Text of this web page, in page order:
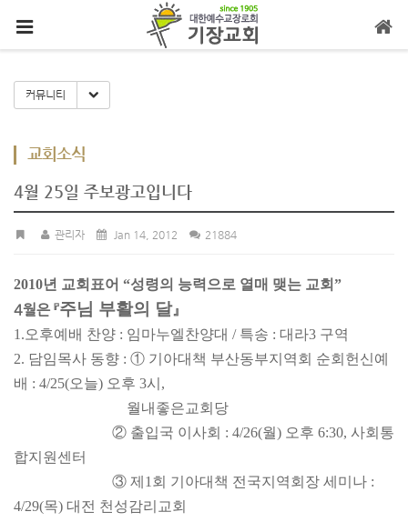
커뮤니티 Toggle Dropdown
교회소식
4월 25일 주보광고입니다
관리자 Jan 14, 2012 21884
2010년 교회표어 “성령의 능력으로 열매 맺는 교회”
4월은 『주님 부활의 달』
1.오후예배 찬양 : 임마누엘찬양대 / 특송 : 대라3 구역
2. 담임목사 동향 : ① 기아대책 부산동부지역회 순회헌신예
배 : 4/25(오늘) 오후 3시,
월내 좋은교회당
② 출입국 이사회 : 4/26(월) 오후 6:30, 사회 통
합지원센터
③ 제1회 기아대책 전국지역회장 세미나 :
4/29(목) 대전 천성감리교회